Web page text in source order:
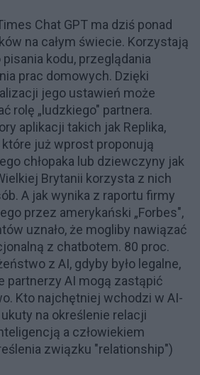
Chat GPT ma dziś ponad
na całym świecie. Korzystają
kodu, przeglądania
prac domowych. Dzięki
jego ustawień może
rolę „ludzkiego" partnera.
aplikacji takich jak Replika,
które już wprost proponują
chłopaka lub dziewczyny jak
Brytanii korzysta z nich
A jak wynika z raportu firmy
przez amerykański „Forbes",
uznało, że mogliby nawiązać
z chatbotem. 80 proc.
z AI, gdyby było legalne,
partnerzy AI mogą zastąpić
Kto najchętniej wchodzi w AI-
na określenie relacji
a człowiekiem
związku "relationship")